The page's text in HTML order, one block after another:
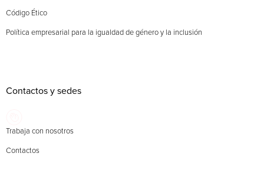
Código Ético
Política empresarial para la igualdad de género y la inclusión
Contactos y sedes
Trabaja con nosotros
Contactos